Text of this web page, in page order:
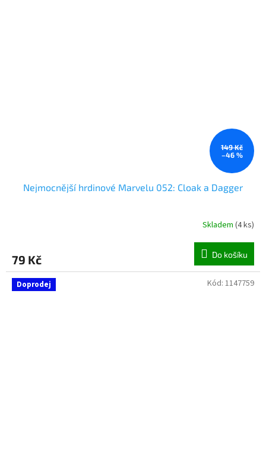
149 Kč
–46 %
Nejmocnější hrdinové Marvelu 052: Cloak a Dagger
Skladem (4 ks)
79 Kč Do košíku
Doprodej Kód: 1147759